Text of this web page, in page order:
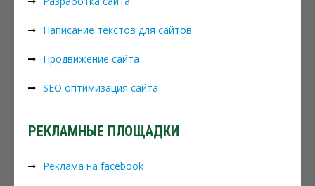
Написание текстов для сайтов
Продвижение сайта
SEO оптимизация сайта
РЕКЛАМНЫЕ ПЛОЩАДКИ
Реклама на facebook